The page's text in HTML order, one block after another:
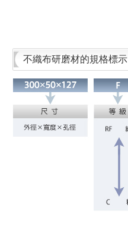
不織布研磨材的規格標示